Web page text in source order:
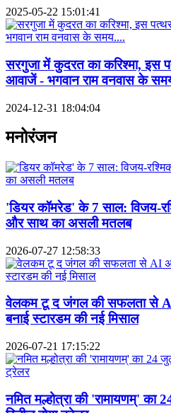
2025-05-22 15:01:41
सरगुजा में कुदरत का करिश्मा,
आवाजें - भगवान राम वनवास के
2024-12-31 18:04:04
मनोरंजन
'डियर कॉमरेड' के 7 साल: विजय-
और साथ का असली मतलब
2026-07-27 12:58:33
वेलकम टू द जंगल की सफलता से
बनाई स्टारडम की नई मिसाल
2026-07-21 17:15:22
नमित मल्होत्रा की 'रामायणम्' का